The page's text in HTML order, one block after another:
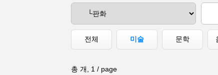
전체 미술 문학
총 개, 1 / page